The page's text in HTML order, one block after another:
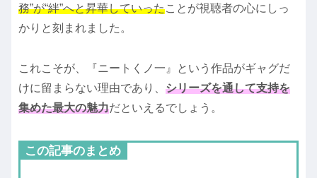
務”が“絆”へと昇華していったことが視聴者の心にしっ
かりと刻まれました。
これこそが、『ニートくノ一』という作品がギャグだ
けに留まらない理由であり、 シリーズを通して支持を
集めた最大の魅力だといえるでしょう。
この記事のまとめ